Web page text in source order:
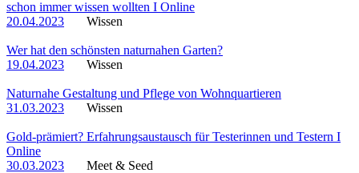
schon immer wissen wollten I Online
20.04.2023
Wissen
Wer hat den schönsten naturnahen Garten?
19.04.2023
Wissen
Naturnahe Gestaltung und Pflege von Wohnquartieren
31.03.2023
Wissen
Gold-prämiert? Erfahrungsaustausch für Testerinnen und Testern I
Online
30.03.2023
Meet & Seed